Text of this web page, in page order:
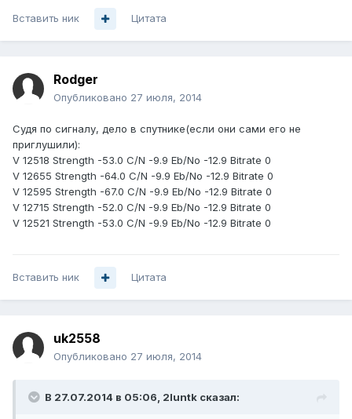
Вставить ник Цитата
Rodger
Опубликовано 27 июля, 2014
Судя по сигналу, дело в спутнике(если они сами его не
приглушили):
V 12518 Strength -53.0 C/N -9.9 Eb/No -12.9 Bitrate 0
V 12655 Strength -64.0 C/N -9.9 Eb/No -12.9 Bitrate 0
V 12595 Strength -67.0 C/N -9.9 Eb/No -12.9 Bitrate 0
V 12715 Strength -52.0 C/N -9.9 Eb/No -12.9 Bitrate 0
V 12521 Strength -53.0 C/N -9.9 Eb/No -12.9 Bitrate 0
Вставить ник Цитата
uk2558
Опубликовано 27 июля, 2014
В 27.07.2014 в 05:06, 2luntk сказал: